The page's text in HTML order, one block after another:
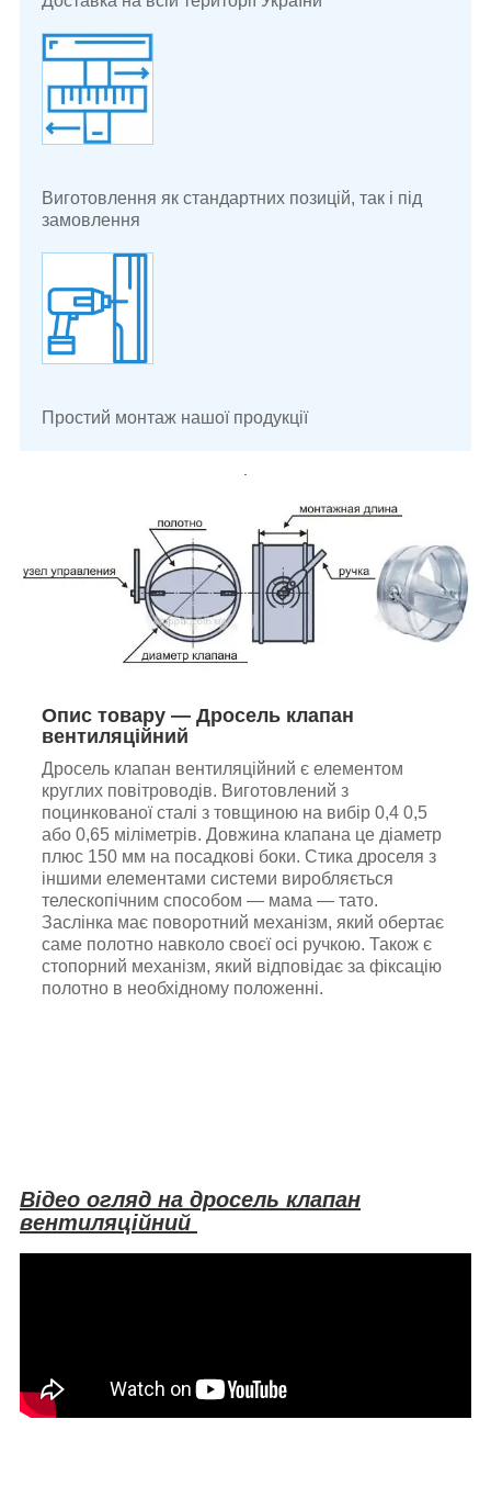
Виготовлення як стандартних позицій, так і під
замовлення
Простий монтаж нашої продукції
.
Опис товару — Дросель клапан
вентиляційний
Дросель клапан вентиляційний є елементом
круглих повітроводів. Виготовлений з
поцинкованої сталі з товщиною на вибір 0,4 0,5
або 0,65 міліметрів. Довжина клапана це діаметр
плюс 150 мм на посадкові боки. Стика дроселя з
іншими елементами системи виробляється
телескопічним способом — мама — тато.
Заслінка має поворотний механізм, який обертає
саме полотно навколо своєї осі ручкою. Також є
стопорний механізм, який відповідає за фіксацію
полотно в необхідному положенні.
Відео огляд на дросель клапан
вентиляційний